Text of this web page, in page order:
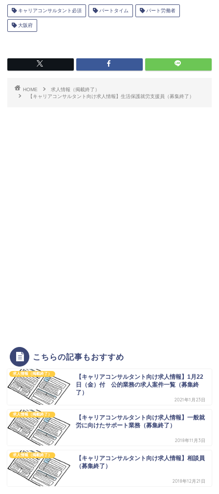
キャリアコンサルタント必須 パートタイム パート労働者
大阪府
HOME
求人情報（掲載終了）
【キャリアコンサルタント向け求人情報】生活保護就労支援員（募集終了）
こちらの記事もおすすめ
求人情報（掲載終了）
【キャリアコンサルタント向け求人情報】1月22
日（金）付 公的業務の求人案件一覧（募集終
了）
2021年1月23日
求人情報（掲載終了）
【キャリアコンサルタント向け求人情報】一般就
労に向けたサポート業務（募集終了）
2018年11月3日
求人情報（掲載終了）
【キャリアコンサルタント向け求人情報】相談員
（募集終了）
2018年12月21日